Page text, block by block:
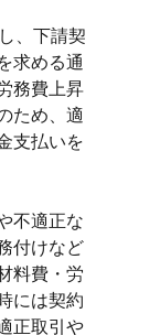
、下請契
求める通
務費上昇
ため、適
支払いを
不適正な
付けなど
料費・労
には契約
正取引や